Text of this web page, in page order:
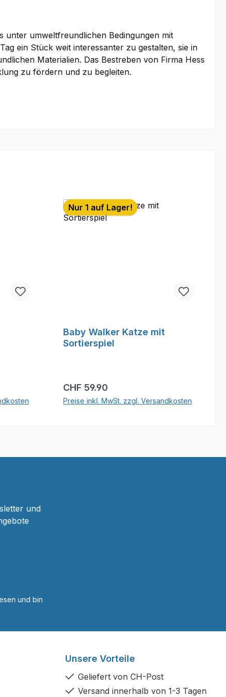
unter umweltfreundlichen Bedingungen mit
ein Stück weit interessanter zu gestalten, sie in
Materialien. Das Bestreben von Firma Hess
zu fördern und zu begleiten.
Nur 1 auf Lager!
Baby Walker Katze mit
Sortierspiel
Regulärer Preis:
CHF 59.90
Preise inkl. MwSt. zzgl. Versandkosten
und
und bin
Unsere Vorteile
Geliefert von CH-Post
Versand innerhalb von 1-3 Tagen